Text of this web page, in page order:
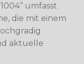
umfasst
die mit einem
aktuelle